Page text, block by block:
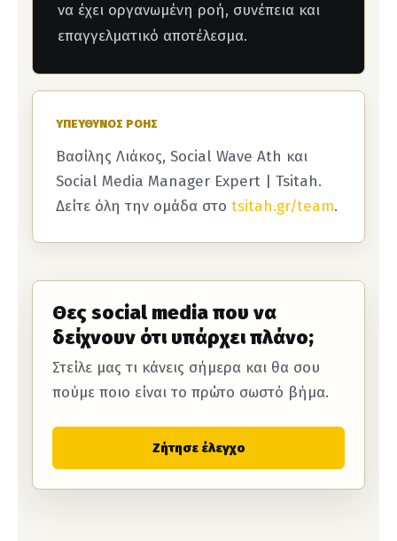
να έχει οργανωμένη ροή, συνέπεια και
επαγγελματικό αποτέλεσμα.
ΥΠΕΎΘΥΝΟΣ ΡΟΉΣ
Βασίλης Λιάκος, Social Wave Ath και
Social Media Manager Expert | Tsitah.
Δείτε όλη την ομάδα στο tsitah.gr/team.
Θες social media που να
δείχνουν ότι υπάρχει πλάνο;
Στείλε μας τι κάνεις σήμερα και θα σου
πούμε ποιο είναι το πρώτο σωστό βήμα.
Ζήτησε έλεγχο